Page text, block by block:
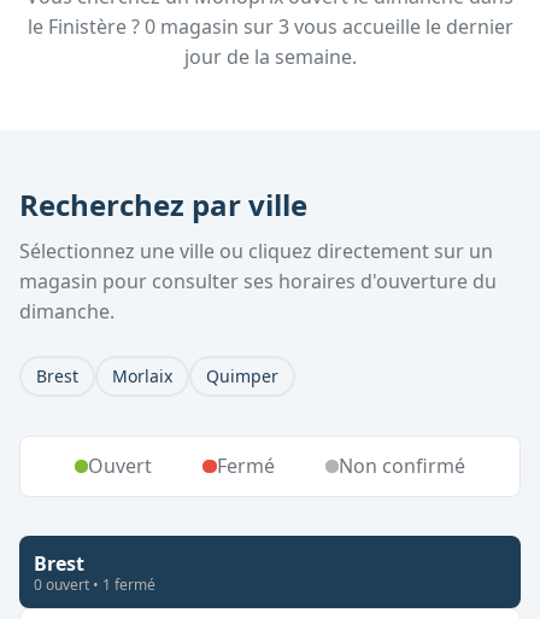
le Finistère?0 magasin sur 3 vous accueillele dernier
jour de la semaine.
Recherchez par ville
Sélectionnez une ville ou cliquez directement sur un
magasin pour consulter ses horaires d'ouverture du
dimanche.
Brest Morlaix Quimper
Ouvert Fermé Non confirmé
Brest
0ouvert • 1 fermé